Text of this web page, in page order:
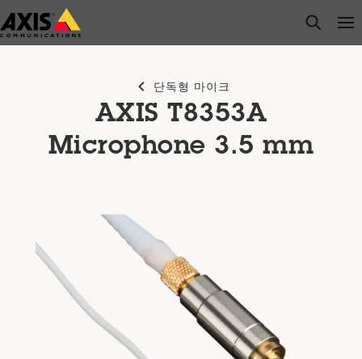
주
요
open
단독형 마이크
AXIS T8353A
Microphone 3.5 mm